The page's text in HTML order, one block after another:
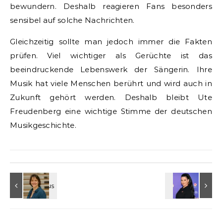
bewundern. Deshalb reagieren Fans besonders
sensibel auf solche Nachrichten.
Gleichzeitig sollte man jedoch immer die Fakten
prüfen. Viel wichtiger als Gerüchte ist das
beeindruckende Lebenswerk der Sängerin. Ihre
Musik hat viele Menschen berührt und wird auch in
Zukunft gehört werden. Deshalb bleibt Ute
Freudenberg eine wichtige Stimme der deutschen
Musikgeschichte.